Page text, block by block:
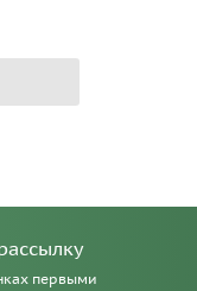
первыми